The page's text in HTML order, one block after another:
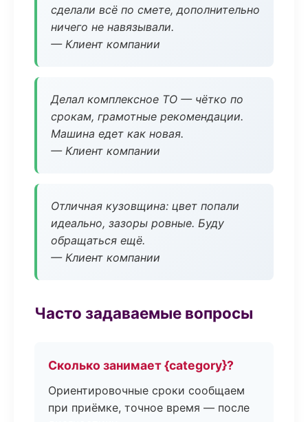
сделали всё по смете, дополнительно
ничего не навязывали.
— Клиент компании
Делал комплексное ТО — чётко по
срокам, грамотные рекомендации.
Машина едет как новая.
— Клиент компании
Отличная кузовщина: цвет попали
идеально, зазоры ровные. Буду
обращаться ещё.
— Клиент компании
Часто задаваемые вопросы
Сколько занимает {category}?
Ориентировочные сроки сообщаем
при приёмке, точное время — после